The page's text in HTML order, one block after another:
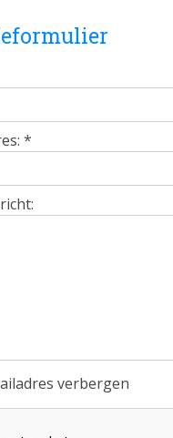
*
verbergen